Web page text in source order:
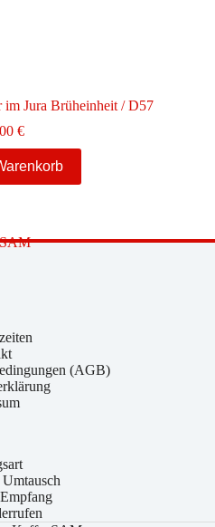
Jura Brüheinheit / D57
€
(AGB)